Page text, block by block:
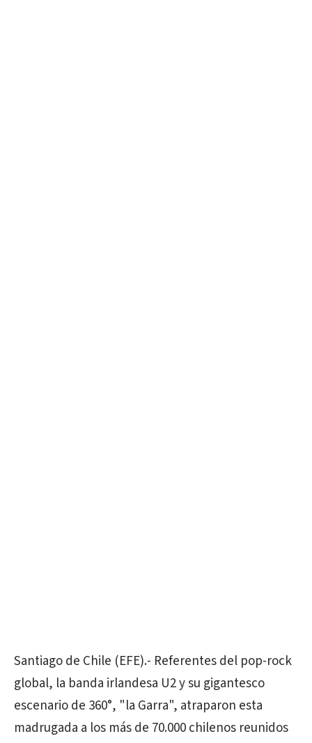
Santiago de Chile (EFE).- Referentes del pop-rock
global, la banda irlandesa U2 y su gigantesco
escenario de 360°, "la Garra", atraparon esta
madrugada a los más de 70.000 chilenos reunidos